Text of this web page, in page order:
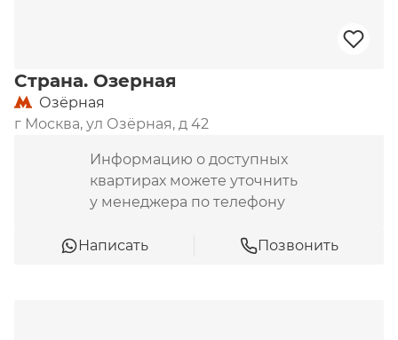
Страна. Озерная
Озёрная
г Москва, ул Озёрная, д 42
Информацию о доступных
квартирах можете уточнить
у менеджера по телефону
Написать Позвонить